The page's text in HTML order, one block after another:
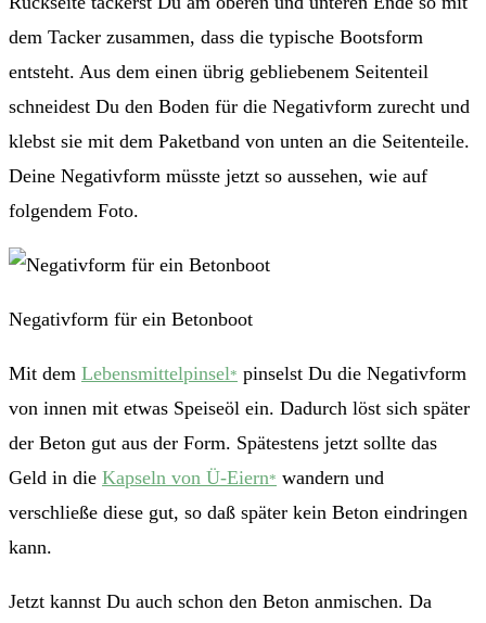
dem Tacker zusammen, dass die typische Bootsform
entsteht. Aus dem einen übrig gebliebenem Seitenteil
schneidest Du den Boden für die Negativform zurecht und
klebst sie mit dem Paketband von unten an die Seitenteile.
Deine Negativform müsste jetzt so aussehen, wie auf
folgendem Foto.
Negativform für ein Betonboot
Mit dem Lebensmittelpinsel* pinselst Du die Negativform
von innen mit etwas Speiseöl ein. Dadurch löst sich später
der Beton gut aus der Form. Spätestens jetzt sollte das
Geld in die Kapseln von Ü-Eiern* wandern und
verschließe diese gut, so daß später kein Beton eindringen
kann.
Jetzt kannst Du auch schon den Beton anmischen. Da